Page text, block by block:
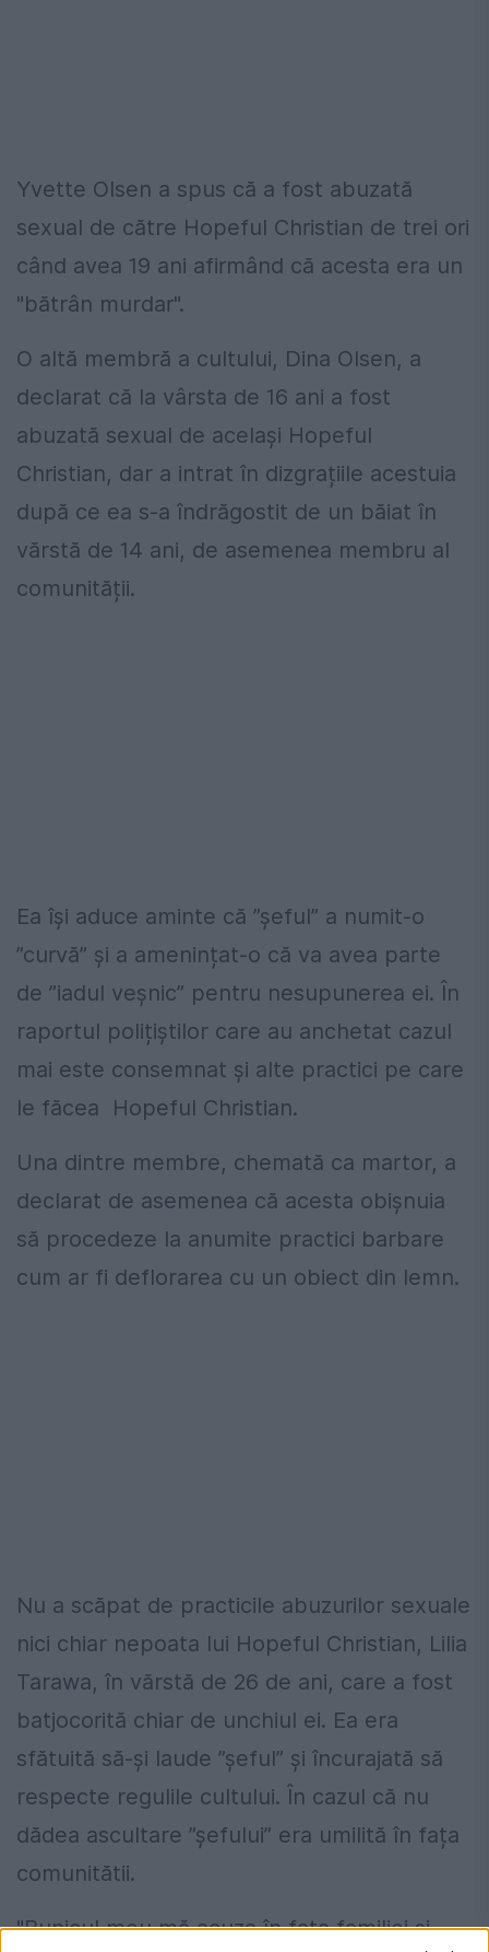
Yvette Olsen a spus că a fost abuzată
sexual de către Hopeful Christian de trei ori
când avea 19 ani afirmând că acesta era un
"bătrân murdar".
O altă membră a cultului, Dina Olsen, a
declarat că la vârsta de 16 ani a fost
abuzată sexual de același Hopeful
Christian, dar a intrat în dizgrațiile acestuia
după ce ea s-a îndrăgostit de un băiat în
vărstă de 14 ani, de asemenea membru al
comunității.
Ea își aduce aminte că ”șeful” a numit-o
”curvă” și a amenințat-o că va avea parte
de ”iadul veșnic” pentru nesupunerea ei. În
raportul polițiștilor care au anchetat cazul
mai este consemnat și alte practici pe care
le făcea Hopeful Christian.
Una dintre membre, chemată ca martor, a
declarat de asemenea că acesta obișnuia
să procedeze la anumite practici barbare
cum ar fi deflorarea cu un obiect din lemn.
Nu a scăpat de practicile abuzurilor sexuale
nici chiar nepoata lui Hopeful Christian, Lilia
Tarawa, în vărstă de 26 de ani, care a fost
batjocorită chiar de unchiul ei. Ea era
sfătuită să-și laude ”șeful” și încurajată să
respecte regulile cultului. În cazul că nu
dădea ascultare ”șefului” era umilită în fața
comunitătii.
"Bunicul meu mă acuza în fața familiei și